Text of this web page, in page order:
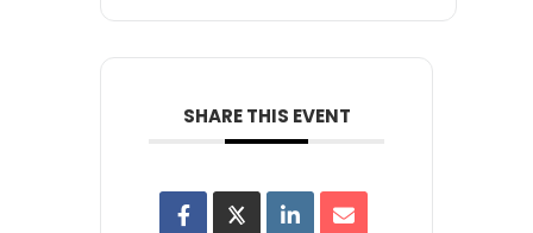
SHARE THIS EVENT